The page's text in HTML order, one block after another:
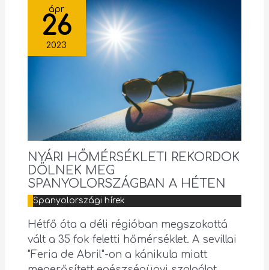
ápr
26
2023
NYÁRI HŐMÉRSÉKLETI REKORDOK
DŐLNEK MEG
SPANYOLORSZÁGBAN A HÉTEN
Spanyolországi hírek
Hétfő óta a déli régióban megszokottá
vált a 35 fok feletti hőmérséklet. A sevillai
"Feria de Abril"-on a kánikula miatt